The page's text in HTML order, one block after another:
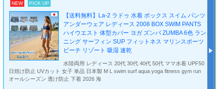
NEW PICK UP
【送料無料】La-2 ラドゥ 水着 ボックス スイム パンツ
アンダーウェア レディース 2008 BOX SWIM PANTS
ハイウエスト 体型カバー ヨガ ズンバ ZUMBA 6色 ラン
ニング サーフィン SUP フィットネス マリンスポーツ
ビーチ リゾート 吸湿 速乾
水陸両用 レディース 20代 30代 40代 50代 ママ水着 UPF50
日焼け防止 UVカット 女子 単品 日本製 M L swim surf aqua yoga fitness gym run
オールシーズン 透け防止 下着 2026 海